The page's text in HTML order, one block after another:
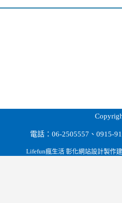
電話：06-2505557、0915-
Lifefun瘋生活 彰化網站設計製作